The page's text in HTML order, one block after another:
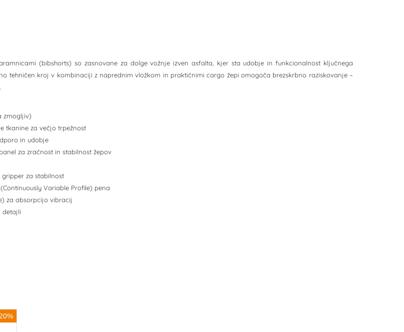
(bibshorts) so zasnovane za dolge vožnje izven asfalta, kjer sta udobje in funkcionalnost ključnega
tehničen kroj v kombinaciji z naprednim vložkom in praktičnimi cargo žepi omogoča brezskrbno raziskovanje –
zmogljiv)
tkanine za večjo trpežnost
in udobje
za zračnost in stabilnost žepov
gripper za stabilnost
Variable Profile) pena
za absorpcijo vibracij
detajli